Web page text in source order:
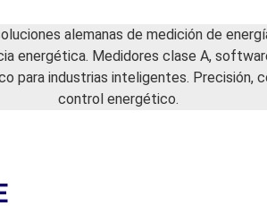
alemanas de medición de
energética. Medidores clase A,
para industrias inteligentes. Precisión,
control energético.